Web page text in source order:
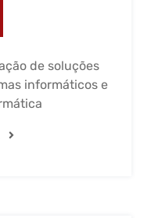
de soluções
informáticos e